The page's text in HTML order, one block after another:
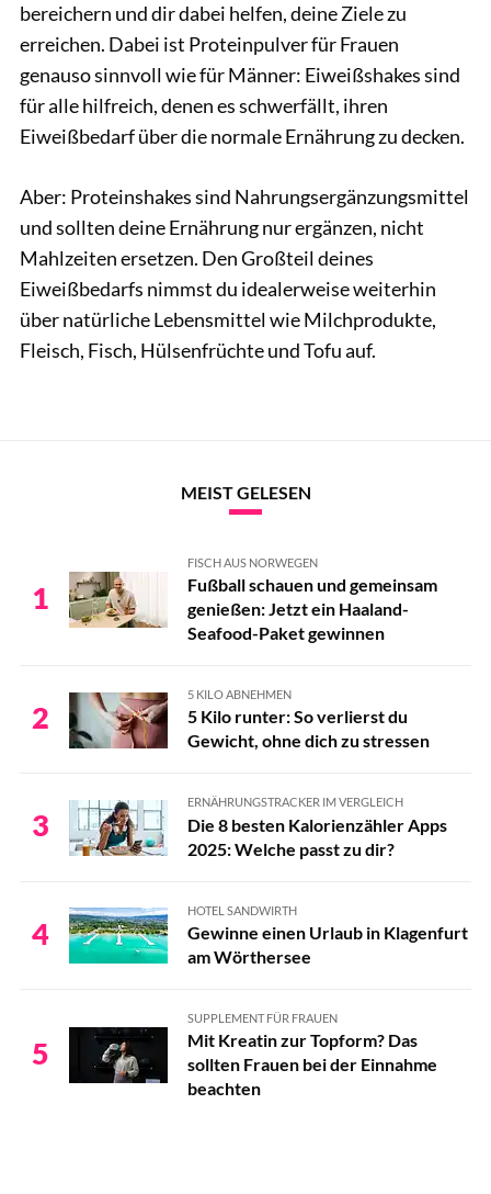
bereichern und dir dabei helfen, deine Ziele zu
erreichen. Dabei ist Proteinpulver für Frauen
genauso sinnvoll wie für Männer: Eiweißshakes sind
für alle hilfreich, denen es schwerfällt, ihren
Eiweißbedarf über die normale Ernährung zu decken.
Aber: Proteinshakes sind Nahrungsergänzungsmittel
und sollten deine Ernährung nur ergänzen, nicht
Mahlzeiten ersetzen. Den Großteil deines
Eiweißbedarfs nimmst du idealerweise weiterhin
über natürliche Lebensmittel wie Milchprodukte,
Fleisch, Fisch, Hülsenfrüchte und Tofu auf.
MEIST GELESEN
1
FISCH AUS NORWEGEN
Fußball schauen und gemeinsam
genießen: Jetzt ein Haaland-
Seafood-Paket gewinnen
2
5 KILO ABNEHMEN
5 Kilo runter: So verlierst du
Gewicht, ohne dich zu stressen
3
ERNÄHRUNGSTRACKER IM VERGLEICH
Die 8 besten Kalorienzähler Apps
2025: Welche passt zu dir?
4
HOTEL SANDWIRTH
Gewinne einen Urlaub in Klagenfurt
am Wörthersee
5
SUPPLEMENT FÜR FRAUEN
Mit Kreatin zur Topform? Das
sollten Frauen bei der Einnahme
beachten